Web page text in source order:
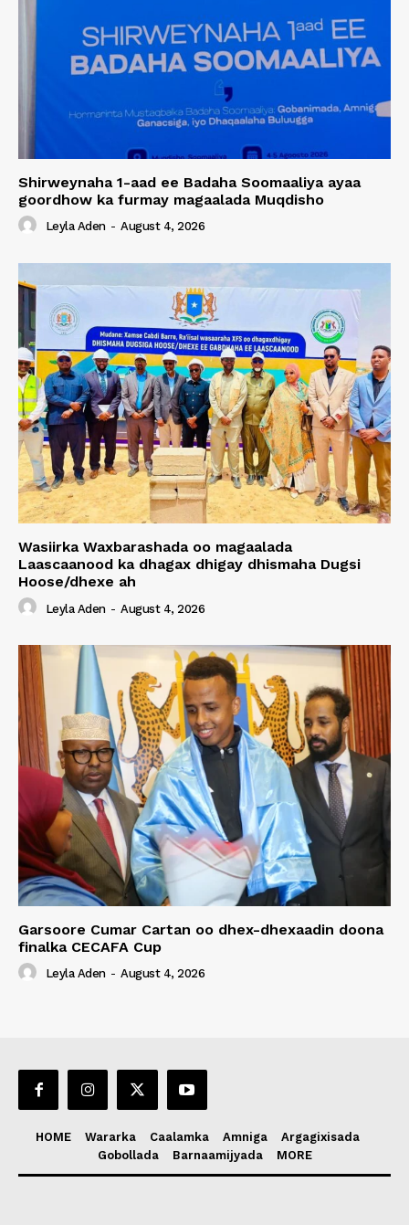
Shirweynaha 1-aad ee Badaha Soomaaliya ayaa
goordhow ka furmay magaalada Muqdisho
Leyla Aden - August 4, 2026
Wasiirka Waxbarashada oo magaalada
Laascaanood ka dhagax dhigay dhismaha Dugsi
Hoose/dhexe ah
Leyla Aden - August 4, 2026
Garsoore Cumar Cartan oo dhex-dhexaadin doona
finalka CECAFA Cup
Leyla Aden - August 4, 2026
HOME Wararka Caalamka Amniga
Argagixisada
Gobollada
Barnaamijyada MORE